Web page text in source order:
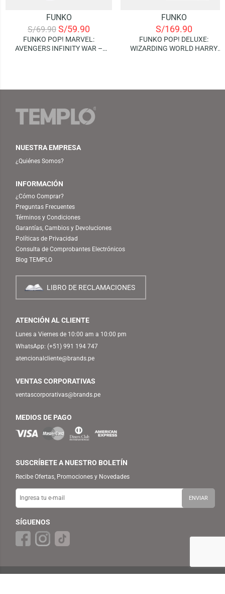
FUNKO
S/69.90 S/59.90
FUNKO POP! MARVEL:
AVENGERS INFINITY WAR –
FUNKO
S/169.90
FUNKO POP! DELUXE:
WIZARDING WORLD HARRY
NUESTRA EMPRESA
¿Quiénes Somos?
INFORMACIÓN
¿Cómo Comprar?
Preguntas Frecuentes
Términos y Condiciones
Garantías, Cambios y Devoluciones
Políticas de Privacidad
Consulta de Comprobantes Electrónicos
Blog TEMPLO
LIBRO DE RECLAMACIONES
ATENCIÓN AL CLIENTE
Lunes a Viernes de 10:00 am a 10:00 pm
WhatsApp: (+51) 991 194 747
atencionalcliente@brands.pe
VENTAS CORPORATIVAS
ventascorporativas@brands.pe
MEDIOS DE PAGO
SUSCRÍBETE A NUESTRO BOLETÍN
Recibe Ofertas, Promociones y Novedades
SÍGUENOS